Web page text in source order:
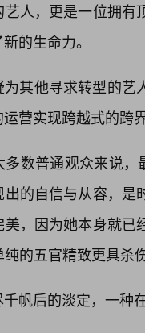
人，更是一位拥
的生命力。
为其他寻求转型的
运营实现跨越式的跨
多数普通观众来说
的自信与从容，
，因为她本身就
的五官精致更具杀
帆后的淡定，一种